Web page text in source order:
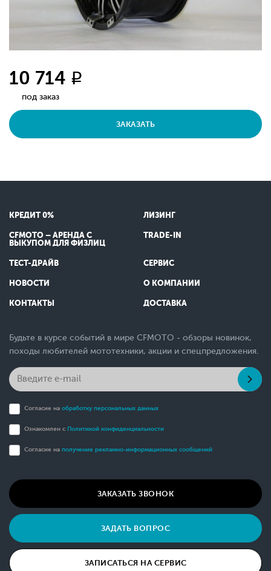
10 714 q
под заказ
ЗАКАЗАТЬ
КРЕДИТ 0% ЛИЗИНГ
CFMOTO – АРЕНДА С
ВЫКУПОМ ДЛЯ ФИЗЛИЦ
TRADE-IN
ТЕСТ-ДРАЙВ СЕРВИС
НОВОСТИ О КОМПАНИИ
КОНТАКТЫ ДОСТАВКА
Будьте в курсе событий в мире CFMOTO - обзоры новинок,
походы любителей мототехники, акции и спецпредложения.
Согласие на обработку персональных данных
Ознакомлен с Политикой конфиденциальности
Согласие на получение рекламно-информационных сообщений
ЗАКАЗАТЬ ЗВОНОК
ЗАДАТЬ ВОПРОС
ЗАПИСАТЬСЯ НА СЕРВИС